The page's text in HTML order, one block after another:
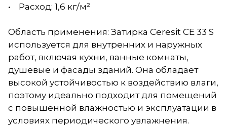
• Расход: 1,6 кг/м²
Область применения: Затирка Ceresit CE 33 S
используется для внутренних и наружных
работ, включая кухни, ванные комнаты,
душевые и фасады зданий. Она обладает
высокой устойчивостью к воздействию влаги,
поэтому идеально подходит для помещений
с повышенной влажностью и эксплуатации в
условиях периодического увлажнения.